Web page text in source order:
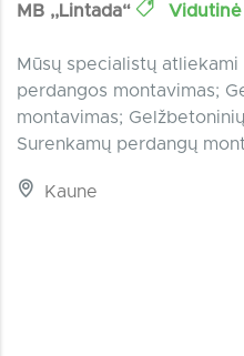
MB ,,Lintada“
Mūsų specialistų
perdangos montavimas;
montavimas;
Surenkamų perdangų
Kaune